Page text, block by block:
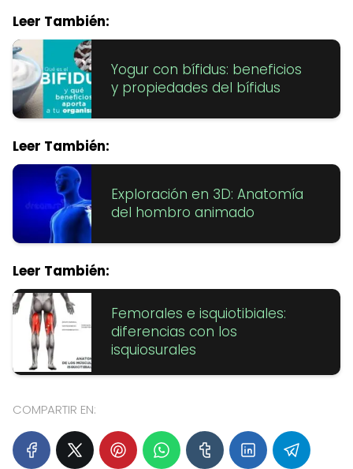
Leer También:
Yogur con bífidus: beneficios
y propiedades del bífidus
Leer También:
Exploración en 3D: Anatomía
del hombro animado
Leer También:
Femorales e isquiotibiales:
diferencias con los
isquiosurales
COMPARTIR EN: